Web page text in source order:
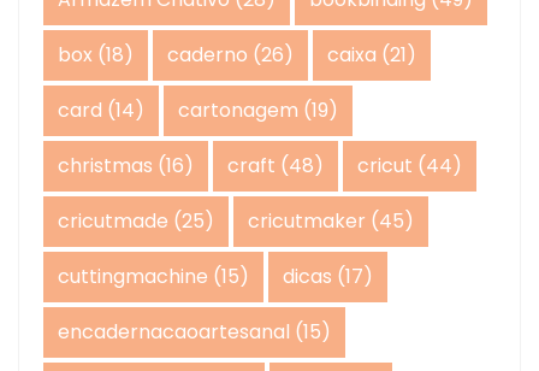
box (18) caderno (26) caixa (21)
card (14) cartonagem (19)
christmas (16) craft (48) cricut (44)
cricutmade (25) cricutmaker (45)
cuttingmachine (15) dicas (17)
encadernacaoartesanal (15)